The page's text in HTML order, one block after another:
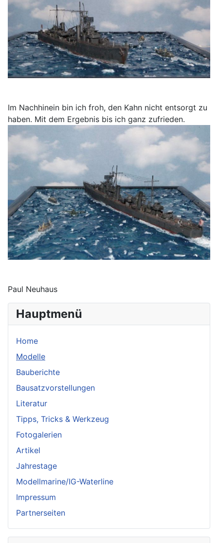
Hauptmenü
Home
Modelle
Bauberichte
Bausatzvorstellungen
Literatur
Tipps, Tricks & Werkzeug
Fotogalerien
Artikel
Jahrestage
Modellmarine/IG-Waterline
Impressum
Partnerseiten
Im Nachhinein bin ich froh, den Kahn nicht entsorgt zu
haben. Mit dem Ergebnis bis ich ganz zufrieden.
Paul Neuhaus